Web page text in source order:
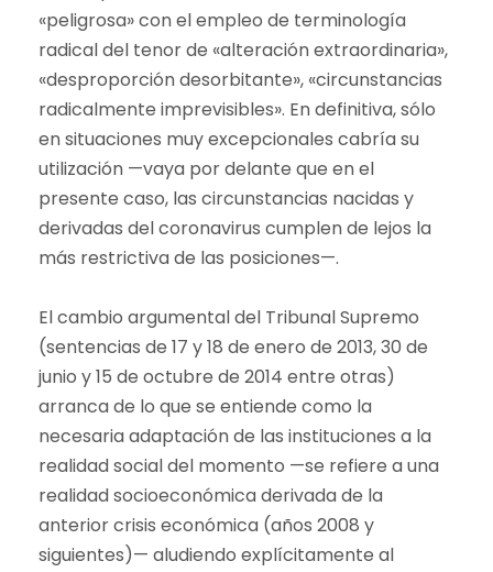
«peligrosa» con el empleo de terminología
radical del tenor de «alteración extraordinaria»,
«desproporción desorbitante», «circunstancias
radicalmente imprevisibles». En definitiva, sólo
en situaciones muy excepcionales cabría su
utilización —vaya por delante que en el
presente caso, las circunstancias nacidas y
derivadas del coronavirus cumplen de lejos la
más restrictiva de las posiciones—.
El cambio argumental del Tribunal Supremo
(sentencias de 17 y 18 de enero de 2013, 30 de
junio y 15 de octubre de 2014 entre otras)
arranca de lo que se entiende como la
necesaria adaptación de las instituciones a la
realidad social del momento —se refiere a una
realidad socioeconómica derivada de la
anterior crisis económica (años 2008 y
siguientes)— aludiendo explícitamente al